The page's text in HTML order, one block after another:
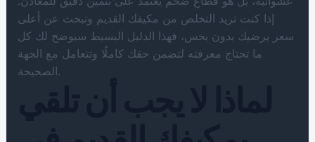
إذا كنت تريد التخلص من مكيفك القديم وتبحث عن أعلى
سعر يرضيك بدون بخس، فهذا الدليل البسيط سيوضح لك كل
ما تحتاج معرفته لتضمن حقك كاملًا وتتعامل مع الجهة
الصحيحة.